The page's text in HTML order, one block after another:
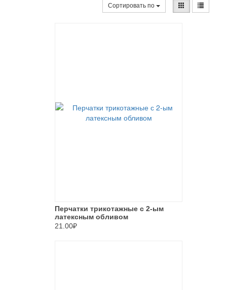
Сортировать по
Перчатки трикотажные с 2-ым
латексным обливом
21.00₽